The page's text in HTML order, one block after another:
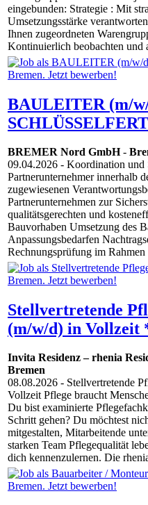
eingebunden: Strategie : Mit
Umsetzungsstärke
Ihnen zugeordneten
Kontinuierlich beobachten und
BAULEITER (m/
BREMER Nord GmbH-
09.04.2026 - Koordination und
Partnerunternehmer innerhalb
zugewiesenen
Partnerunternehmen zur
qualitätsgerechten und
Bauvorhaben Umsetzung des
Anpassungsbedarfen
Rechnungsprüfung im Rahmen
Stellvertretende
(m/w/d) in Vollzeit
Invita Residenz – rhenia
Bremen
08.08.2026 - Stellvertretende
Vollzeit Pflege braucht
Du bist examinierte
Schritt gehen? Du möchtest
mitgestalten, Mitarbeitende
starken Team Pflegequalität
dich kennenzulernen. Die